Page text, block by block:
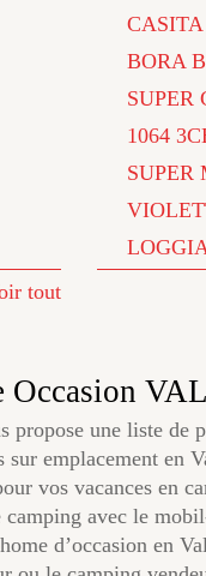
tout
CASITA
BORA
SUPER
1064
SUPER
LOGGIA
Occasion
propose une liste de
emplacement en
vos vacances en
avec le
d’occasion en